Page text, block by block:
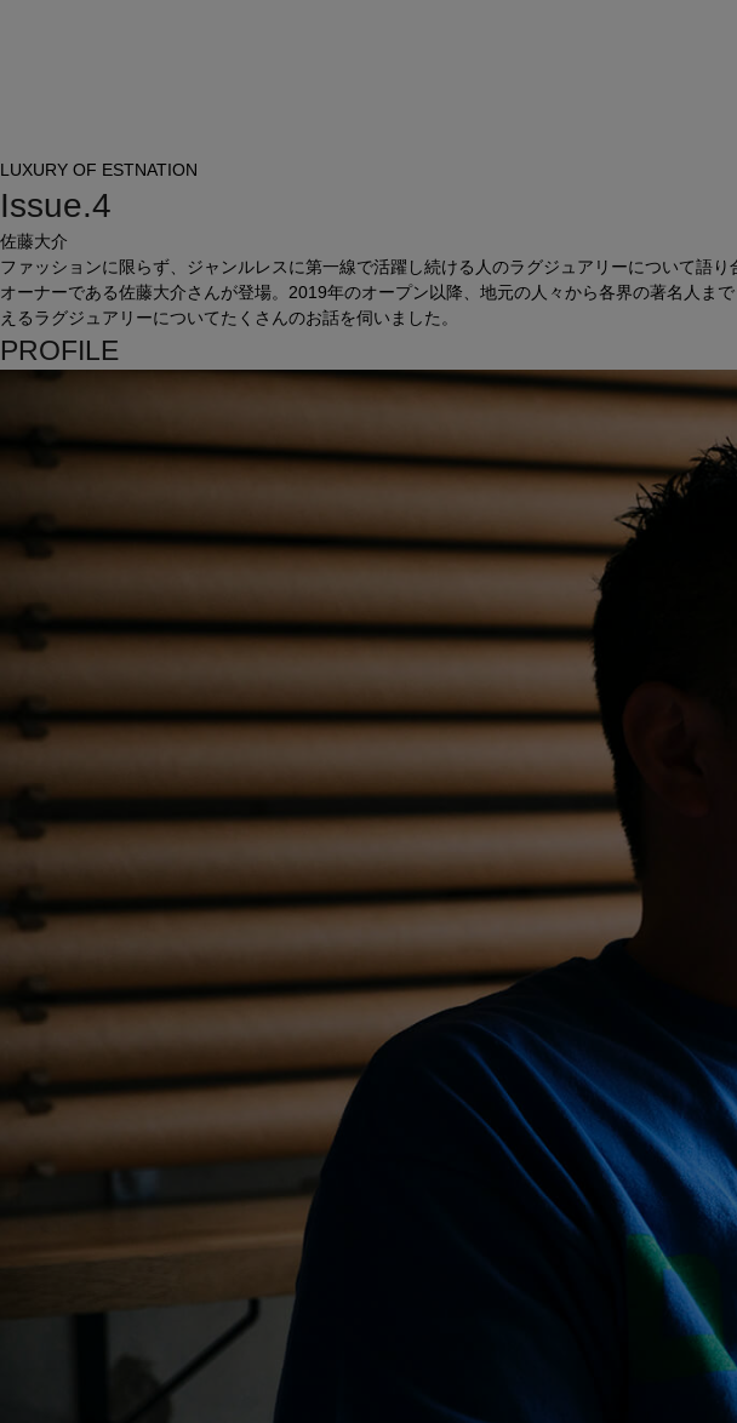
LUXURY OF ESTNATION
Issue.4
佐藤大介
ファッションに限らず、ジャンルレスに第一線で活躍し続ける人のラグジュアリーについて語
オーナーである佐藤大介さんが登場。2019年のオープン以降、地元の人々から各界の著名人
えるラグジュアリーについてたくさんのお話を伺いました。
PROFILE